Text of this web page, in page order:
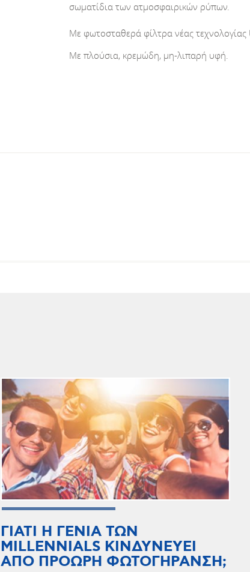
σωματίδια των ατμοσφαιρικών ρύπων.
Με φωτοσταθερά φίλτρα νέας τεχνολογίας
Με πλούσια, κρεμώδη, μη-λιπαρή υφή.
ΓΙΑΤΙ Η ΓΕΝΙΑ ΤΩΝ
MILLENNIALS ΚΙΝΔΥΝΕΥΕΙ
ΑΠΟ ΠΡΟΩΡΗ ΦΩΤΟΓΗΡΑΝΣΗ;